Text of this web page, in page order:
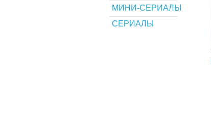
МИНИ-СЕРИАЛЫ
СЕРИАЛЫ